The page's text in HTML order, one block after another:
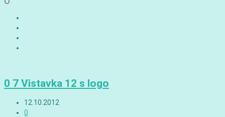
0 7 Vistavka 12 s logo
12.10.2012
0